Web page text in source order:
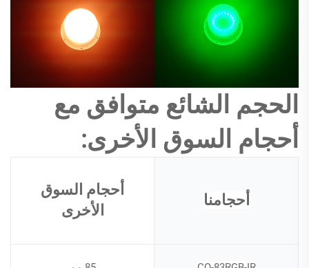
الحجم الشائع متوافق مع
أحجام السوق الأخرى:
أحجامنا
أحجام السوق
الأخرى